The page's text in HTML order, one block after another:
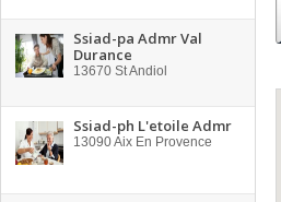
Ssiad-pa Admr Val
Durance
13670 St Andiol
Ssiad-ph L'etoile Admr
13090Aix En Provence